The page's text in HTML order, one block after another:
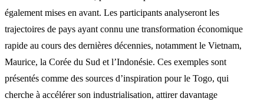
également mises en avant. Les participants analyseront les
trajectoires de pays ayant connu une transformation économique
rapide au cours des dernières décennies, notamment le Vietnam,
Maurice, la Corée du Sud et l’Indonésie. Ces exemples sont
présentés comme des sources d’inspiration pour le Togo, qui
cherche à accélérer son industrialisation, attirer davantage